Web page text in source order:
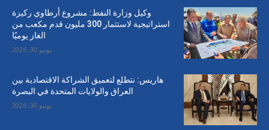
وكيل وزارة النفط: مشروع أرطاوي ركيزة
استراتيجية لاستثمار 300 مليون قدم مكعب من
الغاز يوميًا
يونيو 30, 2026
هاريس: نتطلع لتعميق الشراكة الاقتصادية بين
العراق والولايات المتحدة في البصرة
يونيو 30, 2026